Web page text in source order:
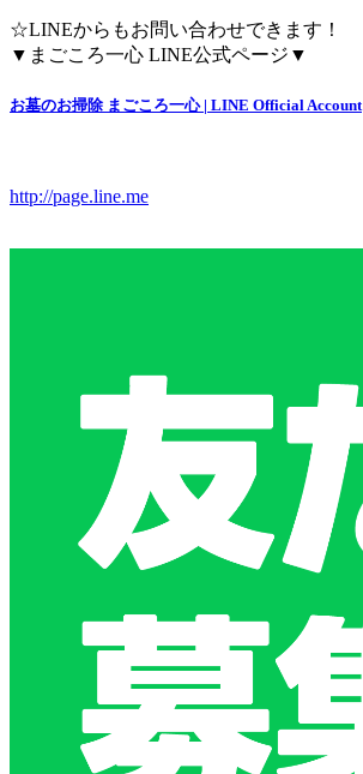
☆LINEからもお問い合わせできます！
▼まごころ一心 LINE公式ページ▼
お墓のお掃除 まごころ一心 | LINE Official Account
http://page.line.me